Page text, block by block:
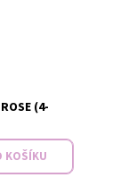
(4-